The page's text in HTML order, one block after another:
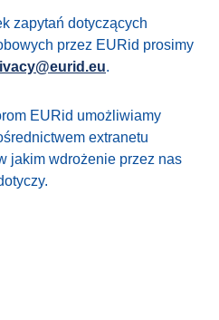
zapytań dotyczących
przez EURid prosimy
.
EURid umożliwiamy
extranetu
jakim wdrożenie przez nas